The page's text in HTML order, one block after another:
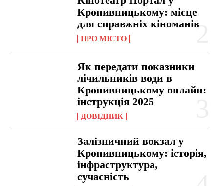
Кропивницькому: місце
для справжніх кіноманів
ПРО МІСТО
Як передати показники
лічильників води в
Кропивницькому онлайн:
інструкція 2025
ДОВІДНИК
Залізничний вокзал у
Кропивницькому: історія,
інфраструктура,
сучасність